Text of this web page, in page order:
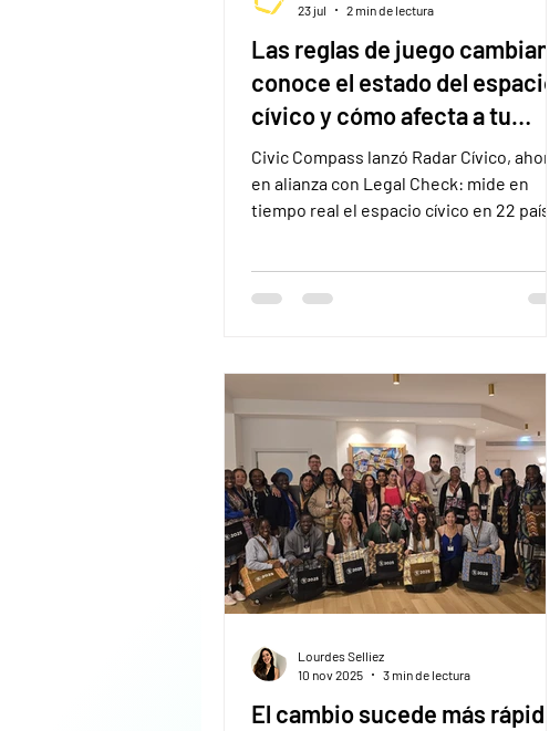
Las reglas de juego cambian:
conoce el estado del espacio
cívico y cómo afecta a tu
organización
Civic Compass lanzó Radar Cívico, ahora
en alianza con Legal Check: mide en
tiempo real el espacio cívico en 22 países
implican para tu organización.
23 jul
2 min de lectura
El cambio sucede más rápido
Lourdes Selliez
10 nov 2025
3 min de lectura